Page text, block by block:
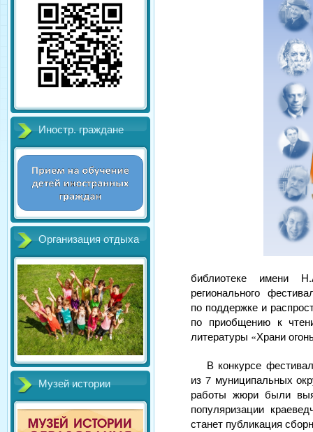
Иностр. граждане
Организация отдыха
Музей истории
библиотеке имени
регионального
по поддержке и
по приобщению к
литературы «Храни
В конкурсе
из 7 муниципальных
работы жюри были
популяризации
станет публикация